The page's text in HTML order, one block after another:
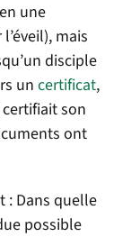
une
mais
disciple
un certificat,
son
ont
: Dans quelle
possible